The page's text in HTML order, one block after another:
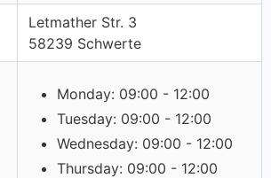
Letmather Str. 3
58239 Schwerte
Monday: 09:00 - 12:00
Tuesday: 09:00 - 12:00
Wednesday: 09:00 - 12:00
Thursday: 09:00 - 12:00